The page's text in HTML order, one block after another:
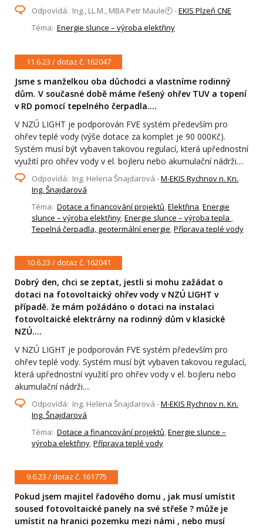
Odpovídá: Ing., LL.M., MBA Petr Maule🕙 -EKIS Plzeň CNE
Téma: Energie slunce – výroba elektřiny
11.6.23 / dotaz č. 162047
Jsme s manželkou oba důchodci a vlastníme rodinný
dům. V současné době máme řešený ohřev TUV a topení
v RD pomocí tepelného čerpadla....
V NZÚ LIGHT je podporován FVE systém především pro
ohřev teplé vody (výše dotace za komplet je 90 000Kč).
Systém musí být vybaven takovou regulací, která upřednostní
využití pro ohřev vody v el. bojleru nebo akumulační nádrži....
Odpovídá: Ing. Helena Šnajdarová -M-EKIS Rychnov n. Kn.
Ing. Šnajdarová
Téma: Dotace a financování projektů Elektřina Energie
slunce – výroba elektřiny Energie slunce – výroba tepla
Tepelná čerpadla, geotermální energie Příprava teplé vody
10.6.23 / dotaz č. 162041
Dobrý den, chci se zeptat, jestli si mohu zažádat o
dotaci na fotovoltaický ohřev vody v NZÚ LIGHT v
případě. že mám požádáno o dotaci na instalaci
fotovoltaické elektrárny na rodinný dům v klasické
NZÚ....
V NZÚ LIGHT je podporován FVE systém především pro
ohřev teplé vody. Systém musí být vybaven takovou regulací,
která upřednostní využití pro ohřev vody v el. bojleru nebo
akumulační nádrži....
Odpovídá: Ing. Helena Šnajdarová -M-EKIS Rychnov n. Kn.
Ing. Šnajdarová
Téma: Dotace a financování projektů,Energie slunce –
výroba elektřiny,Příprava teplé vody
9.6.23 / dotaz č. 161775
Pokud jsem majitel řadového domu , jak musí umístit
soused fotovoltaické panely na své střeše ? může je
umístit na hranici pozemku mezi námi , nebo musí